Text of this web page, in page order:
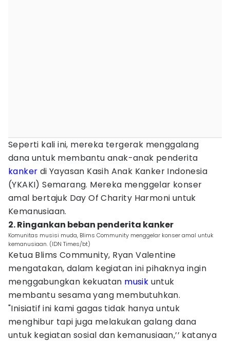
Seperti kali ini, mereka tergerak menggalang
dana untuk membantu anak-anak penderita
kanker di Yayasan Kasih Anak Kanker Indonesia
(YKAKI) Semarang. Mereka menggelar konser
amal bertajuk Day Of Charity Harmoni untuk
Kemanusiaan.
2. Ringankan beban penderita kanker
Komunitas musisi muda, Blims Community menggelar konser amal untuk
kemanusiaan. (IDN Times/bt)
Ketua Blims Community, Ryan Valentine
mengatakan, dalam kegiatan ini pihaknya ingin
menggabungkan kekuatan musik untuk
membantu sesama yang membutuhkan.
"Inisiatif ini kami gagas tidak hanya untuk
menghibur tapi juga melakukan galang dana
untuk kegiatan sosial dan kemanusiaan,’’ katanya